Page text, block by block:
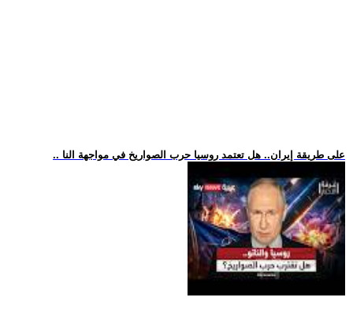
.. على طريقة إيران.. هل تعتمد روسيا حرب الصواريخ في مواجهة النا